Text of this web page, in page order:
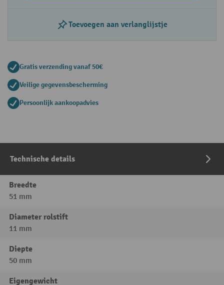
Toevoegen aan verlanglijstje
Gratis verzending vanaf 50€
Veilige gegevensbescherming
Persoonlijk aankoopadvies
Technische details
Breedte
51 mm
Diameter rolstift
11 mm
Diepte
50 mm
Eigengewicht